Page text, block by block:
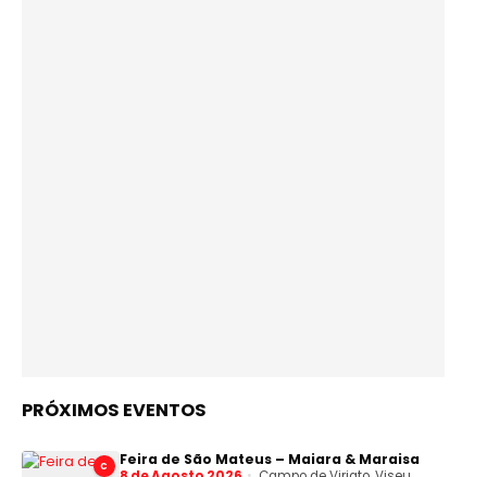
PRÓXIMOS EVENTOS
C Feira de São Mateus – Maiara & Maraisa